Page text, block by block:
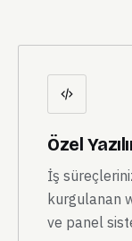
Özel
İş
kurgulanan
ve panel